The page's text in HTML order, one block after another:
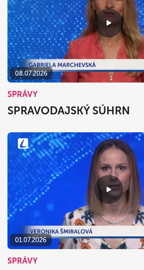
08.07.2026
SPRÁVY
SPRAVODAJSKÝ SÚHRN
01.07.2026
SPRÁVY